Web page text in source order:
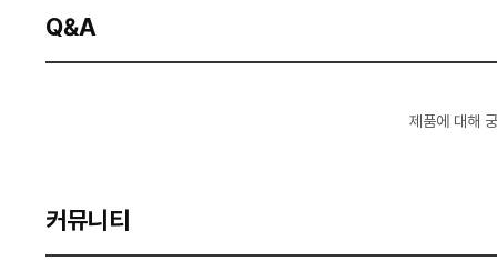
Q&A
제품에 대해
커뮤니티